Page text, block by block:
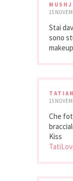
MUSHJ
15
Stai
sono
15
Che
Kiss